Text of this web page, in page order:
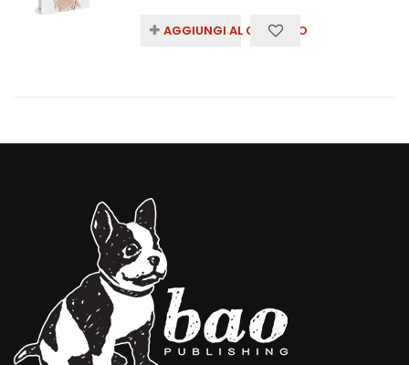
AGGIUNGI AL CARRELLO